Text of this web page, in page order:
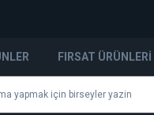
FIRSAT ÜRÜNLERI